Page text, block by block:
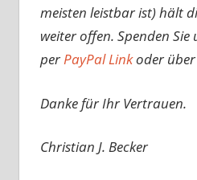
meisten leistbar ist) hält
weiter offen. Spenden
perPayPal Linkoder über
Danke für Ihr Vertrauen.
Christian J. Becker